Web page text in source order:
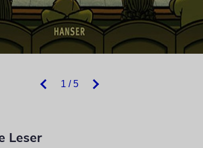
1 / 5
Leser